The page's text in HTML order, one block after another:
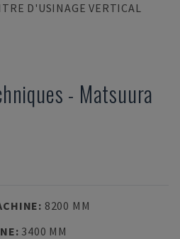
D'USINAGE VERTICAL
- Matsuura
: 8200 MM
: 3400 MM